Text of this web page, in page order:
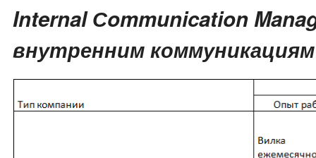
Internal Сommunication
внутренним коммуникациям